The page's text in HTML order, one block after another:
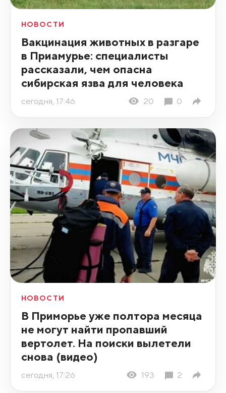
НОВОСТИ
Вакцинация животных в разгаре
в Приамурье: специалисты
рассказали, чем опасна
сибирская язва для человека
сегодня, 17:46 20 0
НОВОСТИ
В Приморье уже полтора месяца
не могут найти пропавший
вертолет. На поиски вылетели
снова (видео)
сегодня, 17:26 193 2